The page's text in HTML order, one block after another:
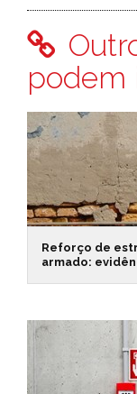
podem
Reforço de
armado: